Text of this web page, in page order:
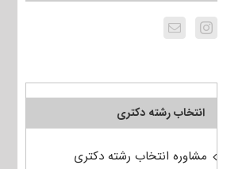
انتخاب رشته دکتری
مشاوره انتخاب رشته دکتری